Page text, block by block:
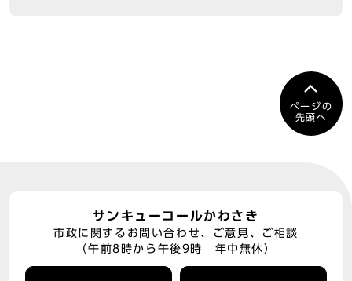
ページの
先頭へ
サンキューコールかわさき
市政に関するお問い合わせ、ご意見、ご相談
（午前8時から午後9時 年中無休）